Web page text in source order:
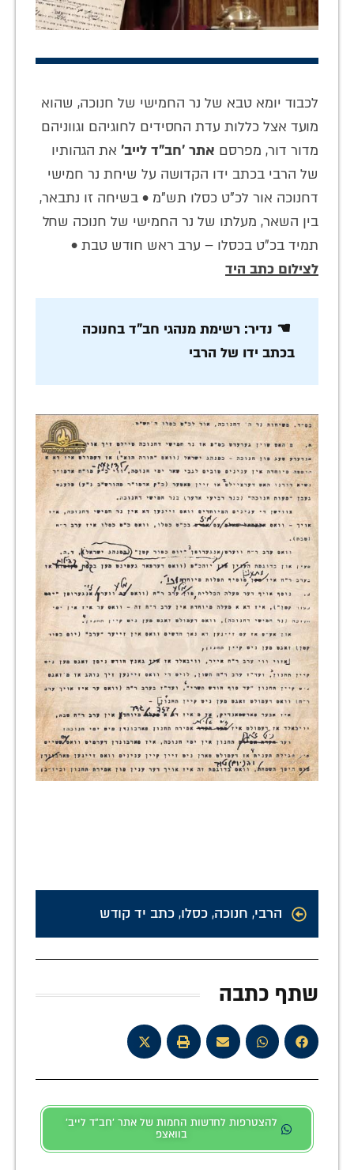
לכבוד יומא טבא של נר החמישי של חנוכה, שהוא
מועד אצל כללות עדת החסידים לחוגיהם וגווניהם
מדור דור, מפרסם אתר 'חב"ד לייב' את הגהותיו
של הרבי בכתב ידו הקדושה על שיחת נר חמישי
דחנוכה אור לכ"ט כסלו תש"מ • בשיחה זו נתבאר,
בין השאר, מעלתו של נר החמישי של חנוכה שחל
תמיד בכ"ט בכסלו – ערב ראש חודש טבת •
לצילום כתב היד
☚ נדיר: רשימת מנהגי חב"ד בחנוכה
בכתב ידו של הרבי
הרבי, חנוכה, כסלו, כתב יד קודש
שתף כתבה
להצטרפות לחדשות החמות של אתר 'חב"ד לייב'
בוואצפ